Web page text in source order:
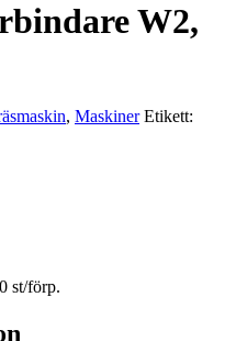
W2,
, Maskiner Etikett:
st/förp.